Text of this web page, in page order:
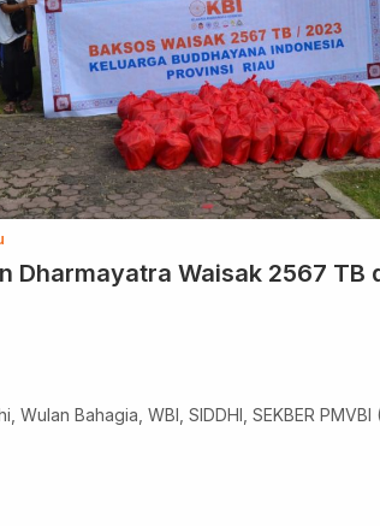
Dharmayatra Waisak 2567 TB
Wulan Bahagia, WBI, SIDDHI, SEKBER PMVBI